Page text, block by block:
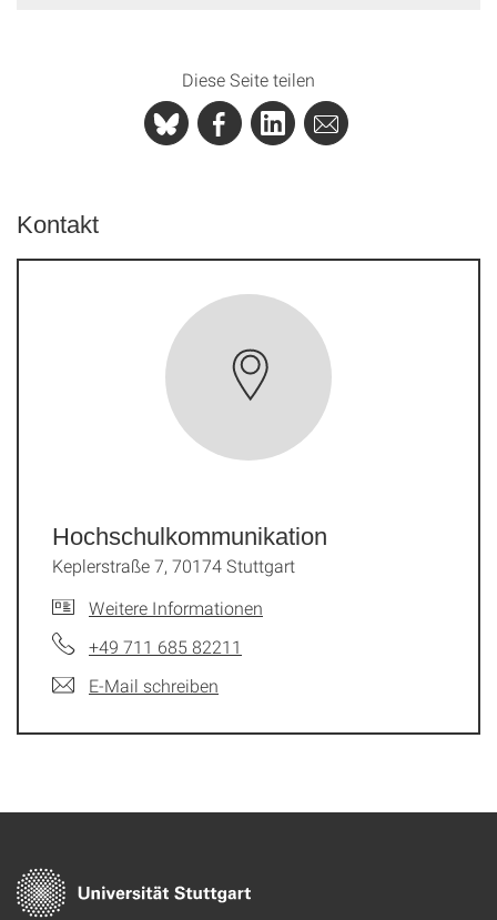
Diese Seite teilen
Kontakt
Hochschulkommunikation
Keplerstraße 7, 70174 Stuttgart
Weitere Informationen
+49 711 685 82211
E-Mail schreiben